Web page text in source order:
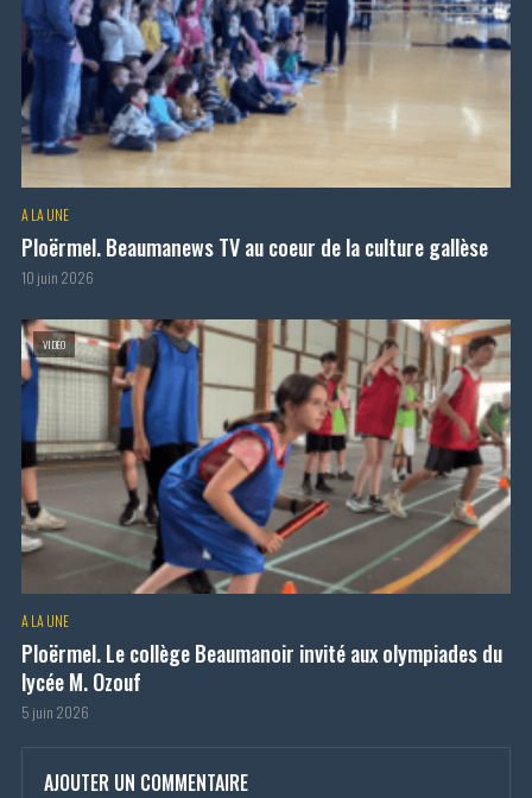
A LA UNE
Ploërmel. Beaumanews TV au coeur de la culture gallèse
10 juin 2026
VIDÉO
A LA UNE
Ploërmel. Le collège Beaumanoir invité aux olympiades du
lycée M. Ozouf
5 juin 2026
AJOUTER UN COMMENTAIRE